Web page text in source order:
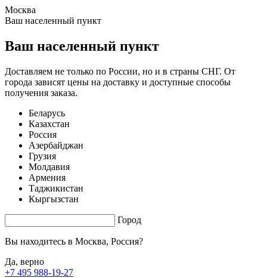
Москва
Ваш населенный пункт
Ваш населенный пункт
Доставляем не только по России, но и в страны СНГ. От
города зависят цены на доставку и доступные способы
получения заказа.
Беларусь
Казахстан
Россия
Азербайджан
Грузия
Молдавия
Армения
Таджикистан
Кыргызстан
Город
Вы находитесь в Москва, Россия?
Да, верно
+7 495 988-19-27